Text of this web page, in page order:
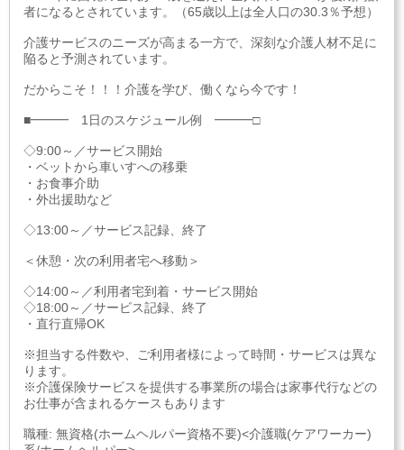
者になるとされています。（65歳以上は全人口の30.3％予想）
介護サービスのニーズが高まる一方で、深刻な介護人材不足に
陥ると予測されています。
だからこそ！！！介護を学び、働くなら今です！
■━━━ 1日のスケジュール例 ━━━□
◇9:00～／サービス開始
・ベットから車いすへの移乗
・お食事介助
・外出援助など
◇13:00～／サービス記録、終了
＜休憩・次の利用者宅へ移動＞
◇14:00～／利用者宅到着・サービス開始
◇18:00～／サービス記録、終了
・直行直帰OK
※担当する件数や、ご利用者様によって時間・サービスは異な
ります。
※介護保険サービスを提供する事業所の場合は家事代行などの
お仕事が含まれるケースもあります
職種: 無資格(ホームヘルパー資格不要)<介護職(ケアワーカー)